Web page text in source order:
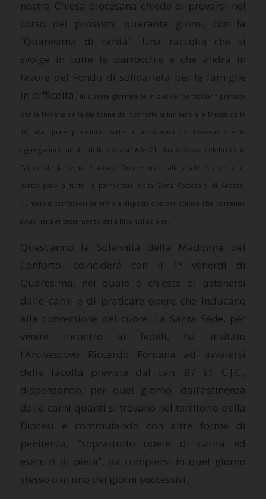
nostra Chiesa diocesana chiede di provarsi nel
corso dei prossimi quaranta giorni, con la
“Quaresima di carità”. Una raccolta che si
svolge in tutte le parrocchie e che andrà in
favore del Fondo di solidarietà per le famiglie
in difficoltà. In questa giornata le iniziative “particolari” previste
per la Novena della Madonna del Conforto si limitano alla Messa delle
18, alla quale prendono parte le associazioni, i movimenti e le
aggregazioni laicali della diocesi. Alle 21 l’Arcivescovo celebrerà in
Cattedrale la prima Stazione Quaresimale, alla quale è chiesto di
partecipare a tutte la parrocchie della Zona Pastorale di Arezzo.
Numerosi confessori saranno a disposizione per coloro che vorranno
avvicinarsi al sacramento della Riconciliazione.
Quest’anno la Solennità della Madonna del
Conforto, coinciderà con il 1° venerdì di
Quaresima, nel quale è chiesto di astenersi
dalle carni e di praticare opere che inducano
alla conversione del cuore. La Santa Sede, per
venire incontro ai fedeli, ha invitato
l’Arcivescovo Riccardo Fontana ad avvalersi
delle facoltà previste dal can. 87 §1 C.J.C.,
dispensando, per quel giorno, dall’astinenza
dalle carni quanti si trovano nel territorio della
Diocesi e commutando con altre forme di
penitenza, “soprattutto opere di carità ed
esercizi di pietà”, da compiersi in quel giorno
stesso o in uno dei giorni successivi.